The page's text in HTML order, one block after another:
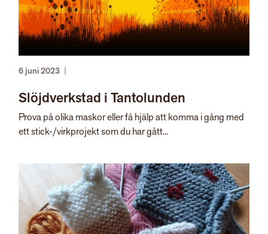
6 juni 2023
Slöjdverkstad i Tantolunden
Prova på olika maskor eller få hjälp att komma i gång med
ett stick-/virkprojekt som du har gått...